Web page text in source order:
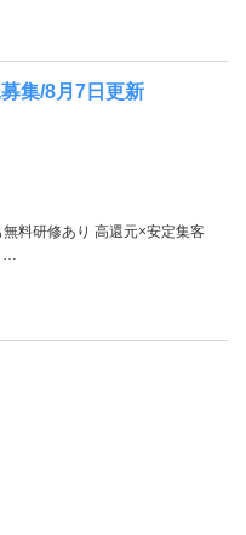
集/8月7日更新
無料研修あり 高還元×安定集客